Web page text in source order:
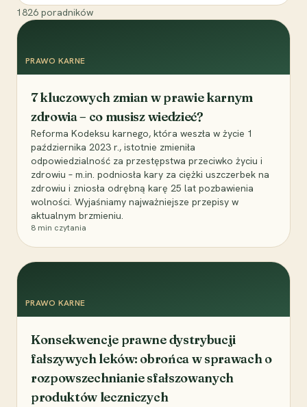
1826 poradników
PRAWO KARNE
7 kluczowych zmian w prawie karnym
zdrowia – co musisz wiedzieć?
Reforma Kodeksu karnego, która weszła w życie 1
października 2023 r., istotnie zmieniła
odpowiedzialność za przestępstwa przeciwko życiu i
zdrowiu – m.in. podniosła kary za ciężki uszczerbek na
zdrowiu i zniosła odrębną karę 25 lat pozbawienia
wolności. Wyjaśniamy najważniejsze przepisy w
aktualnym brzmieniu.
8 min czytania
PRAWO KARNE
Konsekwencje prawne dystrybucji
fałszywych leków: obrońca w sprawach o
rozpowszechnianie sfałszowanych
produktów leczniczych